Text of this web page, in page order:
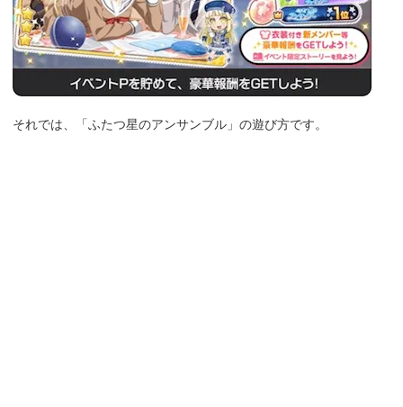
それでは、「ふたつ星のアンサンブル」の遊び方です。